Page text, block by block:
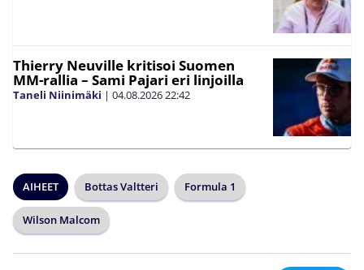
Thierry Neuville kritisoi Suomen
MM-rallia – Sami Pajari eri linjoilla
Taneli Niinimäki | 04.08.202622:42
AIHEET Bottas Valtteri Formula 1
Wilson Malcom